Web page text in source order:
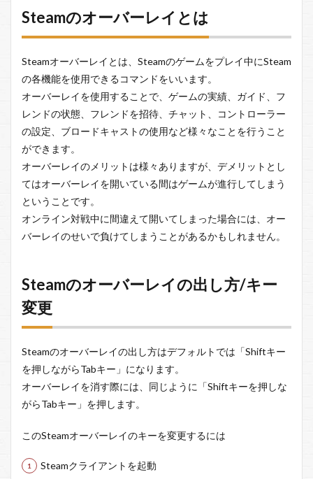
ーレ
イと
Steam
のオ
ーバ
イの
出し
方/キ
ー変
更
Steam
のオ
無効
る方
バー
レイ
ーム
に有
無効
にす
Steamのオーバーレイとは
Steamオーバーレイとは、Steamのゲームをプレイ中にSteam
の各機能を使用できるコマンドをいいます。
オーバーレイを使用することで、ゲームの実績、ガイド、フ
レンドの状態、フレンドを招待、チャット、コントローラー
の設定、ブロードキャストの使用など様々なことを行うこと
ができます。
オーバーレイのメリットは様々ありますが、デメリットとし
てはオーバーレイを開いている間はゲームが進行してしまう
ということです。
オンライン対戦中に間違えて開いてしまった場合には、オー
バーレイのせいで負けてしまうことがあるかもしれません。
Steamのオーバーレイの出し方/キー
変更
Steamのオーバーレイの出し方はデフォルトでは「Shiftキー
を押しながらTabキー」になります。
オーバーレイを消す際には、同じように「Shiftキーを押しな
がらTabキー」を押します。
このSteamオーバーレイのキーを変更するには
Steamクライアントを起動